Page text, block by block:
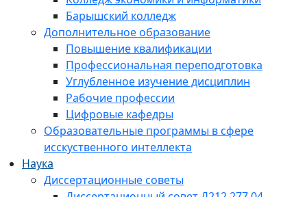
Барышский колледж
Дополнительное образование
Повышение квалификации
Профессиональная переподготовка
Углубленное изучение дисциплин
Рабочие профессии
Цифровые кафедры
Образовательные программы в сфере
исскуственного интеллекта
Наука
Диссертационные советы